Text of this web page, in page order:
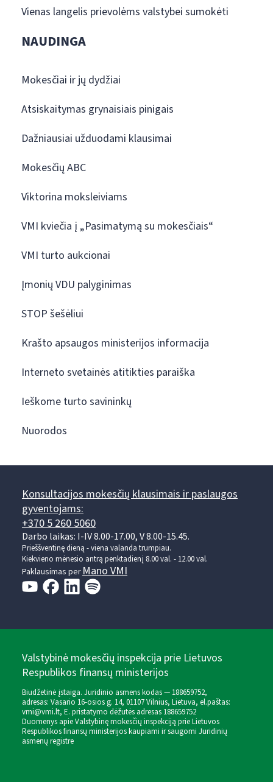
Vienas langelis prievolėms valstybei sumokėti
NAUDINGA
Mokesčiai ir jų dydžiai
Atsiskaitymas grynaisiais pinigais
Dažniausiai užduodami klausimai
Mokesčių ABC
Viktorina moksleiviams
VMI kviečia į „Pasimatymą su mokesčiais“
VMI turto aukcionai
Įmonių VDU palyginimas
STOP šešėliui
Krašto apsaugos ministerijos informacija
Interneto svetainės atitikties paraiška
Ieškome turto savininkų
Nuorodos
Konsultacijos mokesčių klausimais ir paslaugos
gyventojams:
+370 5 260 5060
Darbo laikas: I-IV 8.00-17.00, V 8.00-15.45.
Prieššventinę dieną - viena valanda trumpiau.
Kiekvieno mėnesio antrą penktadienį 8.00 val. - 12.00 val.
Paklausimas per Mano VMI
Valstybinė mokesčių inspekcija prie Lietuvos
Respublikos finansų ministerijos
Biudžetinė įstaiga. Juridinio asmens kodas — 188659752,
adresas: Vasario 16-osios g. 14, 01107 Vilnius, Lietuva, el.paštas:
vmi@vmi.lt, E. pristatymo dėžutės adresas 188659752
Duomenys apie Valstybinę mokesčių inspekciją prie Lietuvos
Respublikos finansų ministerijos kaupiami ir saugomi Juridinių
asmenų registre